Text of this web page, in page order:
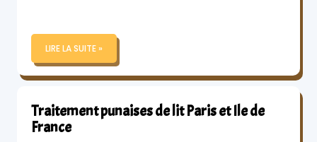
LIRE LA SUITE »
Traitement punaises de lit Paris et Ile de
France